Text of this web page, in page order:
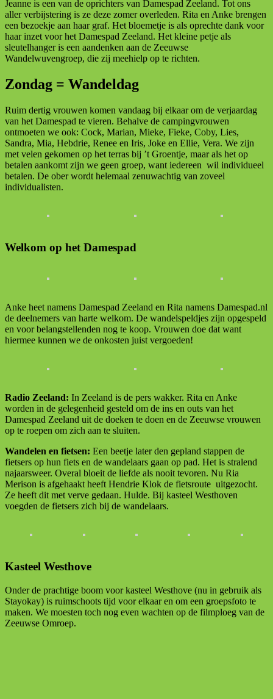
Jeanne is een van de oprichters van Damespad Zeeland. Tot ons
aller verbijstering is ze deze zomer overleden. Rita en Anke brengen
een bezoekje aan haar graf. Het bloemetje is als oprechte dank voor
haar inzet voor het Damespad Zeeland. Het kleine petje als
sleutelhanger is een aandenken aan de Zeeuwse
Wandelwuvengroep, die zij meehielp op te richten.
Zondag = Wandeldag
Ruim dertig vrouwen komen vandaag bij elkaar om de verjaardag
van het Damespad te vieren. Behalve de campingvrouwen
ontmoeten we ook: Cock, Marian, Mieke, Fieke, Coby, Lies,
Sandra, Mia, Hebdrie, Renee en Iris, Joke en Ellie, Vera. We zijn
met velen gekomen op het terras bij ’t Groentje, maar als het op
betalen aankomt zijn we geen groep, want iedereen wil individueel
betalen. De ober wordt helemaal zenuwachtig van zoveel
individualisten.
Welkom op het Damespad
Anke heet namens Damespad Zeeland en Rita namens Damespad.nl
de deelnemers van harte welkom. De wandelspeldjes zijn opgespeld
en voor belangstellenden nog te koop. Vrouwen doe dat want
hiermee kunnen we de onkosten juist vergoeden!
Radio Zeeland: In Zeeland is de pers wakker. Rita en Anke
worden in de gelegenheid gesteld om de ins en outs van het
Damespad Zeeland uit de doeken te doen en de Zeeuwse vrouwen
op te roepen om zich aan te sluiten.
Wandelen en fietsen: Een beetje later den gepland stappen de
fietsers op hun fiets en de wandelaars gaan op pad. Het is stralend
najaarsweer. Overal bloeit de liefde als nooit tevoren. Nu Ria
Merison is afgehaakt heeft Hendrie Klok de fietsroute uitgezocht.
Ze heeft dit met verve gedaan. Hulde. Bij kasteel Westhoven
voegden de fietsers zich bij de wandelaars.
Kasteel Westhove
Onder de prachtige boom voor kasteel Westhove (nu in gebruik als
Stayokay) is ruimschoots tijd voor elkaar en om een groepsfoto te
maken. We moesten toch nog even wachten op de filmploeg van de
Zeeuwse Omroep.